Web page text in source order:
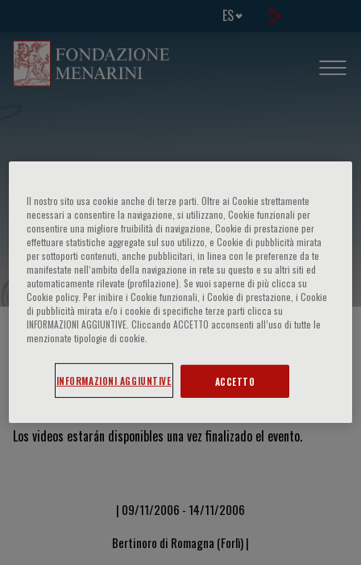
ES
7th course in - Genetic counselling in
practice
HOME PAGE / CURSOS Y EVENTOS
Vídeos y diapositivas
Los videos estarán disponibles una vez finalizado el evento.
| 09/11/2006 - 14/11/2006
Bertinoro di Romagna (Forlì) |
Il nostro sito usa cookie anche di terze parti. Oltre ai Cookie strettamente
necessari a consentire la navigazione, si utilizzano, Cookie funzionali per
consentire una migliore fruibilità di navigazione, Cookie di prestazione per
effettuare statistiche aggregate sul suo utilizzo, e Cookie di pubblicità mirata
per sottoporti contenuti, anche pubblicitari, in linea con le preferenze da te
manifestate nell‘ambito della navigazione in rete su questo e su altri siti ed
automaticamente rilevate (profilazione). Se vuoi saperne di più clicca su
Cookie policy. Per inibire i Cookie funzionali, i Cookie di prestazione, i Cookie
di pubblicità mirata e/o i cookie di specifiche terze parti clicca su
INFORMAZIONI AGGIUNTIVE. Cliccando ACCETTO acconsenti all’uso di tutte le
menzionate tipologie di cookie.
INFORMAZIONI AGGIUNTIVE ACCETTO